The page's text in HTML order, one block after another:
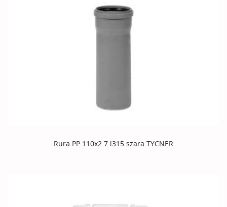
Rura PP 110x2 7 l315 szara TYCNER